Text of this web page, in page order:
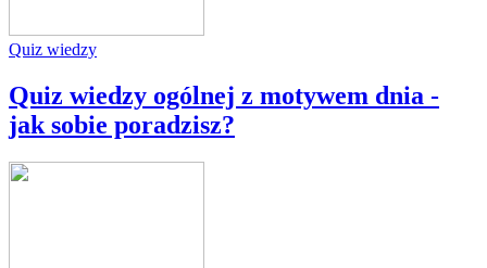
Quiz wiedzy
Quiz wiedzy ogólnej z motywem dnia -
jak sobie poradzisz?